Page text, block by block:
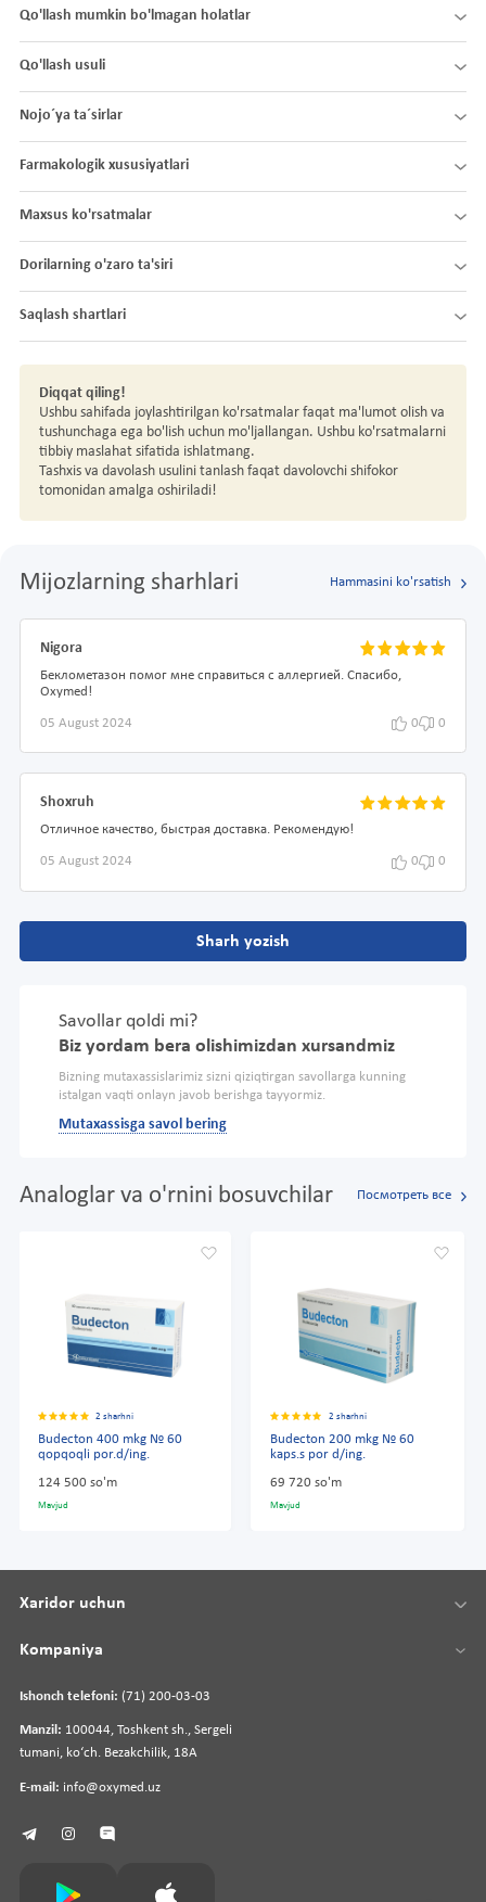
Qo'llash mumkin bo'lmagan holatlar
Qo'llash usuli
Nojo´ya ta´sirlar
Farmakologik xususiyatlari
Maxsus ko'rsatmalar
Dorilarning o'zaro ta'siri
Saqlash shartlari
Diqqat qiling!
Ushbu sahifada joylashtirilgan ko'rsatmalar faqat ma'lumot olish va
tushunchaga ega bo'lish uchun mo'ljallangan. Ushbu ko'rsatmalarni
tibbiy maslahat sifatida ishlatmang.
Tashxis va davolash usulini tanlash faqat davolovchi shifokor
tomonidan amalga oshiriladi!
Mijozlarning sharhlari Hammasini ko'rsatish
Nigora
Беклометазон помог мне справиться с аллергией. Спасибо,
Oxymed!
05 August 2024 0 0
Shoxruh
Отличное качество, быстрая доставка. Рекомендую!
05 August 2024 0 0
Sharh yozish
Savollar qoldi mi?
Biz yordam bera olishimizdan xursandmiz
Bizning mutaxassislarimiz sizni qiziqtirgan savollarga kunning
istalgan vaqti onlayn javob berishga tayyormiz.
Mutaxassisga savol bering
Analoglar va o'rnini bosuvchilar Посмотреть все
2 sharhni
Budecton 400 mkg № 60
qopqoqli por.d/ing.
124 500 so'm
Mavjud
2 sharhni
Budecton 200 mkg № 60
kaps.s por d/ing.
69 720 so'm
Mavjud
Ishonch telefoni: (71) 200-03-03
Manzil: 100044, Toshkent sh., Sergeli
tumani, koʻch. Bezakchilik, 18A
E-mail: info@oxymed.uz
Xaridor uchun
Kompaniya